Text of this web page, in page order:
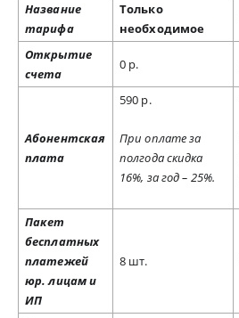
Название
тарифа
Только
необходимое
Открытие
счета
0 р.
Абонентская
плата
590 р.
При оплате за
полгода скидка
16%, за год – 25%.
Пакет
бесплатных
платежей
юр. лицам и
ИП
8 шт.